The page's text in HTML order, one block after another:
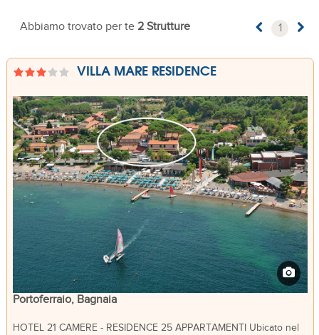
Abbiamo trovato per te 2 Strutture 1
VILLA MARE RESIDENCE
Portoferraio, Bagnaia
HOTEL 21 CAMERE - RESIDENCE 25 APPARTAMENTI Ubicato nel